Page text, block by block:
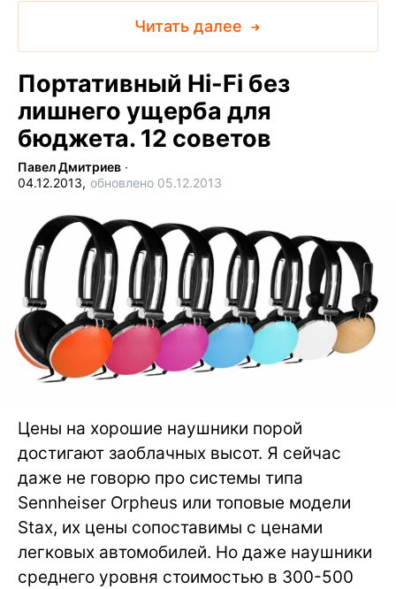
Читать далее
Портативный Hi-Fi без
лишнего ущерба для
бюджета. 12 советов
Павел Дмитриев ∙
04.12.2013, обновлено 05.12.2013
Цены на хорошие наушники порой
достигают заоблачных высот. Я сейчас
даже не говорю про системы типа
Sennheiser Orpheus или топовые модели
Stax, их цены сопоставимы с ценами
легковых автомобилей. Но даже наушники
среднего уровня стоимостью в 300-500